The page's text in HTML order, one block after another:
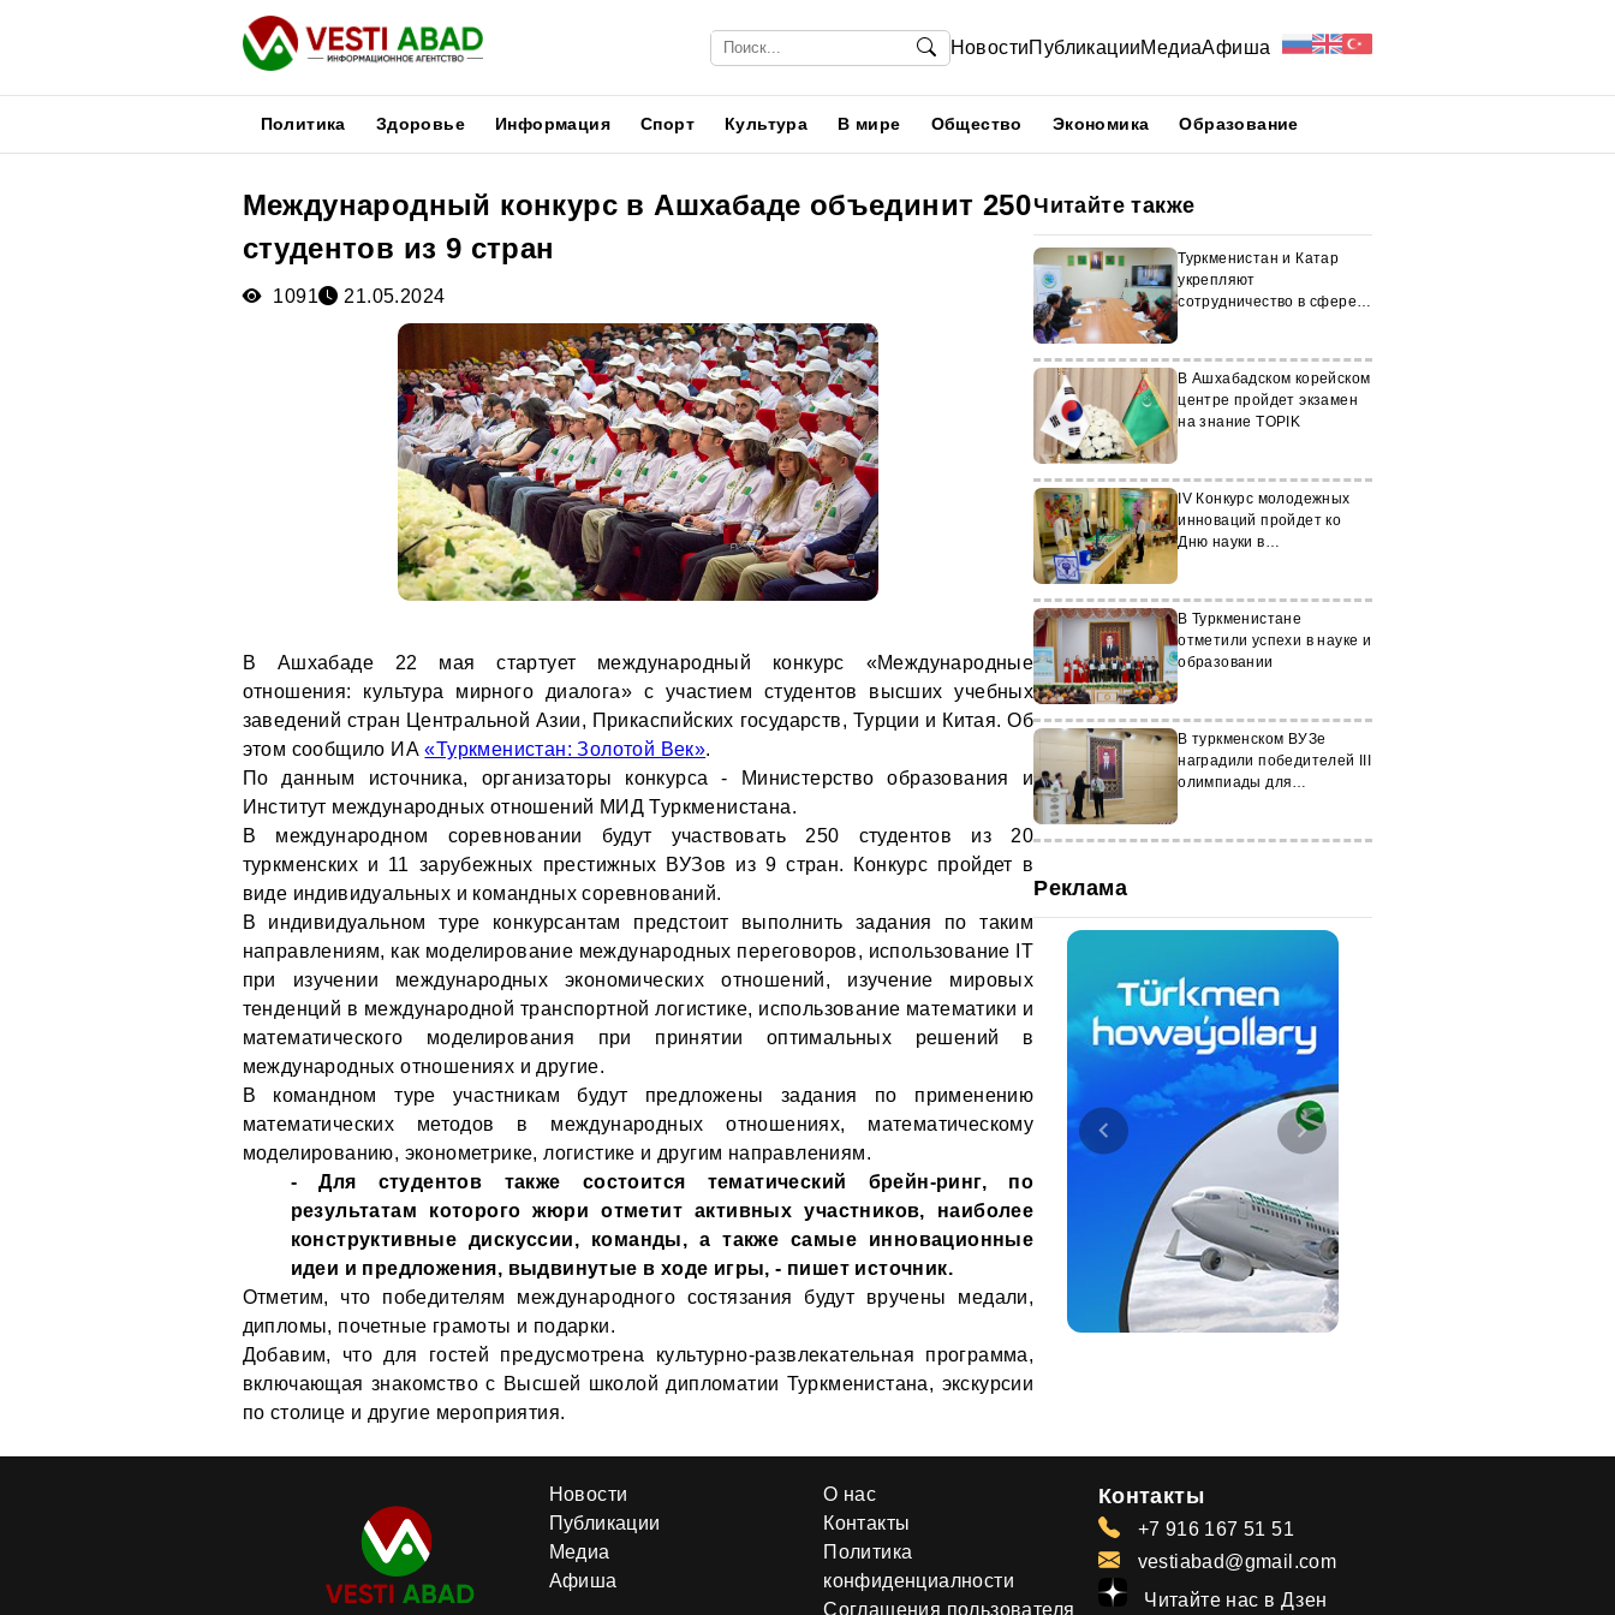
НовостиПубликацииМедиаАфиша
Политика Здоровье Информация Спорт Культура В мире Общество Экономика Образование
Международный конкурс в Ашхабаде объединит 250
студентов из 9 стран
1091 21.05.2024
В Ашхабаде 22 мая стартует международный конкурс «Международные
отношения: культура мирного диалога» с участием студентов высших учебных
заведений стран Центральной Азии, Прикаспийских государств, Турции и Китая. Об
этом сообщило ИА«Туркменистан: Золотой Век».
По данным источника, организаторы конкурса - Министерство образования и
Институт международных отношений МИД Туркменистана.
В международном соревновании будут участвовать 250 студентов из 20
туркменских и 11 зарубежных престижных ВУЗов из 9 стран. Конкурс пройдет в
виде индивидуальных и командных соревнований.
В индивидуальном туре конкурсантам предстоит выполнить задания по таким
направлениям, как моделирование международных переговоров, использование IT
при изучении международных экономических отношений, изучение мировых
тенденций в международной транспортной логистике, использование математики и
математического моделирования при принятии оптимальных решений в
международных отношениях и другие.
В командном туре участникам будут предложены задания по применению
математических методов в международных отношениях, математическому
моделированию, эконометрике, логистике и другим направлениям.
- Для студентов также состоится тематический брейн-ринг, по
результатам которого жюри отметит активных участников, наиболее
конструктивные дискуссии, команды, а также самые инновационные
идеи и предложения, выдвинутые в ходе игры, - пишет источник.
Отметим, что победителям международного состязания будут вручены медали,
дипломы, почетные грамоты и подарки.
Добавим, что для гостей предусмотрена культурно-развлекательная программа,
включающая знакомство с Высшей школой дипломатии Туркменистана, экскурсии
по столице и другие мероприятия.
Читайте также
Туркменистан и Катар
укрепляют
сотрудничество в сфере
В Ашхабадском корейском
центре пройдет экзамен
на знание TOPIK
IV Конкурс молодежных
инноваций пройдет ко
Дню науки в
В Туркменистане
отметили успехи в науке и
образовании
В туркменском ВУЗе
наградили победителей III
олимпиады для
Реклама
Новости
Публикации
Медиа
Афиша
О нас
Контакты
Политика
конфиденциалности
Соглашения пользователя
Контакты
+7 916 167 51 51
vestiabad@gmail.com
Читайте нас в Дзен